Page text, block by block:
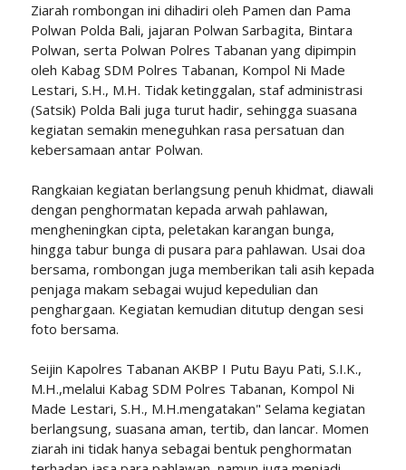
Ziarah rombongan ini dihadiri oleh Pamen dan Pama
Polwan Polda Bali, jajaran Polwan Sarbagita, Bintara
Polwan, serta Polwan Polres Tabanan yang dipimpin
oleh Kabag SDM Polres Tabanan, Kompol Ni Made
Lestari, S.H., M.H. Tidak ketinggalan, staf administrasi
(Satsik) Polda Bali juga turut hadir, sehingga suasana
kegiatan semakin meneguhkan rasa persatuan dan
kebersamaan antar Polwan.
Rangkaian kegiatan berlangsung penuh khidmat, diawali
dengan penghormatan kepada arwah pahlawan,
mengheningkan cipta, peletakan karangan bunga,
hingga tabur bunga di pusara para pahlawan. Usai doa
bersama, rombongan juga memberikan tali asih kepada
penjaga makam sebagai wujud kepedulian dan
penghargaan. Kegiatan kemudian ditutup dengan sesi
foto bersama.
Seijin Kapolres Tabanan AKBP I Putu Bayu Pati, S.I.K.,
M.H.,melalui Kabag SDM Polres Tabanan, Kompol Ni
Made Lestari, S.H., M.H.mengatakan" Selama kegiatan
berlangsung, suasana aman, tertib, dan lancar. Momen
ziarah ini tidak hanya sebagai bentuk penghormatan